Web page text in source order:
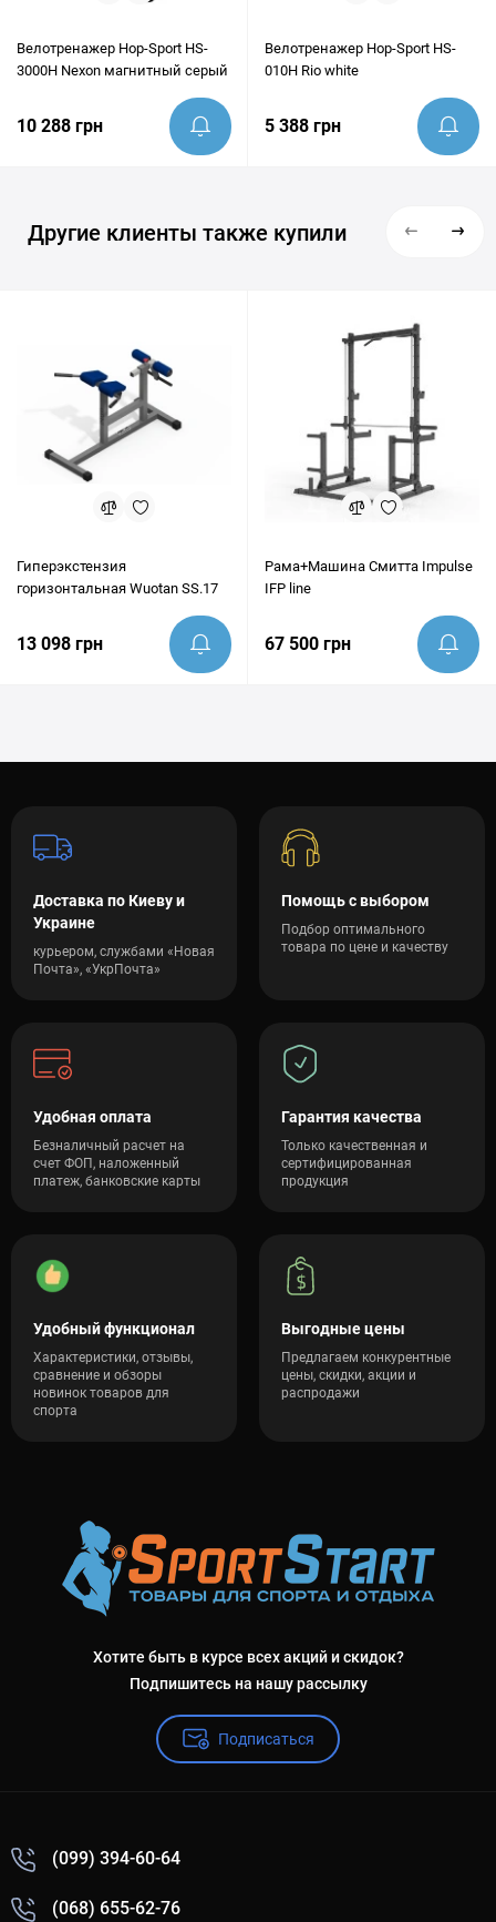
Велотренажер Hop-Sport HS-
3000H Nexon магнитный серый
10 288 грн
Велотренажер Hop-Sport HS-
010H Rio white
5 388 грн
Другие клиенты также купили
Гиперэкстензия
горизонтальная Wuotan SS.17
13 098 грн
Рама+Машина Смитта Impulse
IFP line
67 500 грн
Доставка по Киеву и
Украине
курьером, службами «Новая
Почта», «УкрПочта»
Помощь с выбором
Подбор оптимального
товара по цене и качеству
Удобная оплата
Безналичный расчет на
счет ФОП, наложенный
платеж, банковские карты
Гарантия качества
Только качественная и
сертифицированная
продукция
Удобный функционал
Характеристики, отзывы,
сравнение и обзоры
новинок товаров для
спорта
Выгодные цены
Предлагаем конкурентные
цены, скидки, акции и
распродажи
Хотите быть в курсе всех акций и скидок?
Подпишитесь на нашу рассылку
Подписаться
(099) 394-60-64
(068) 655-62-76